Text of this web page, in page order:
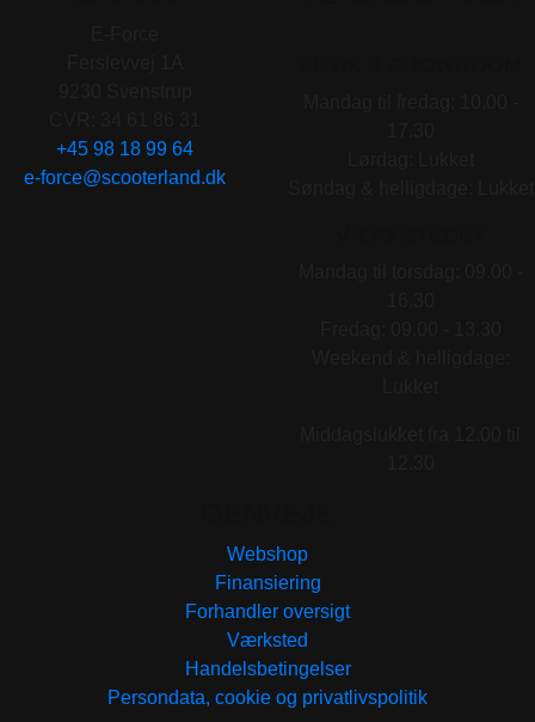
+45 98 18 99 64
e-force@scooterland.dk
Webshop
Finansiering
Forhandler oversigt
Værksted
Handelsbetingelser
Persondata, cookie og privatlivspolitik